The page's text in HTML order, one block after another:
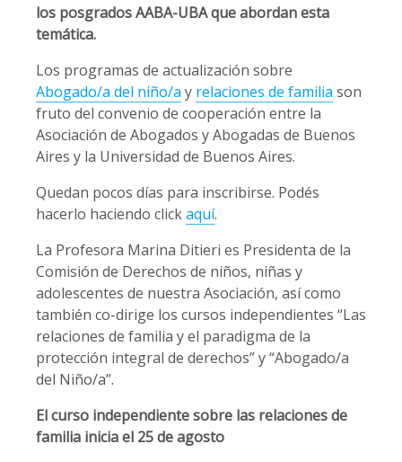
los posgrados AABA-UBA que abordan esta
temática.
Los programas de actualización sobre
Abogado/a del niño/a y relaciones de familia son
fruto del convenio de cooperación entre la
Asociación de Abogados y Abogadas de Buenos
Aires y la Universidad de Buenos Aires.
Quedan pocos días para inscribirse. Podés
hacerlo haciendo clickaquí.
La Profesora Marina Ditieri es Presidenta de la
Comisión de Derechos de niños, niñas y
adolescentes de nuestra Asociación, así como
también co-dirige los cursos independientes “Las
relaciones de familia y el paradigma de la
protección integral de derechos” y “Abogado/a
del Niño/a”.
El curso independiente sobre las relaciones de
familia inicia el 25 de agosto